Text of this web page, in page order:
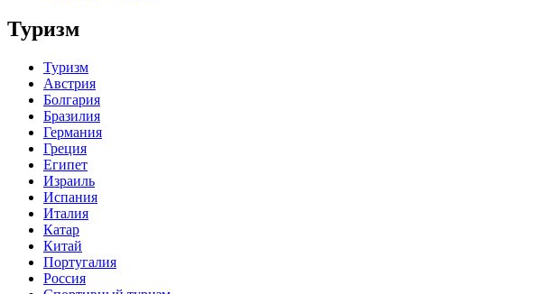
Туризм
Туризм
Австрия
Болгария
Бразилия
Германия
Греция
Египет
Израиль
Испания
Италия
Катар
Китай
Португалия
Россия